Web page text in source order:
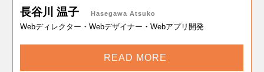
長谷川 温子 Hasegawa Atsuko
Webディレクター・Webデザイナー・Webアプリ開発
READ MORE
田中 俊英 Tanaka Toshihide
ネットワークエンジニア・サーバーエンジニア
READ MORE
星野 祐哉 Hoshino Yuya
アプリ開発エンジニア・アプリ開発プログラマー
READ MORE
永野 達秋 Nagano Tatsuaki
IT営業
READ MORE